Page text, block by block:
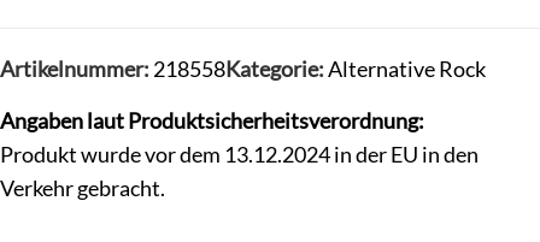
Artikelnummer: 218558Kategorie:Alternative Rock
Angaben laut Produktsicherheitsverordnung:
Produkt wurde vor dem 13.12.2024 in der EU in den
Verkehr gebracht.